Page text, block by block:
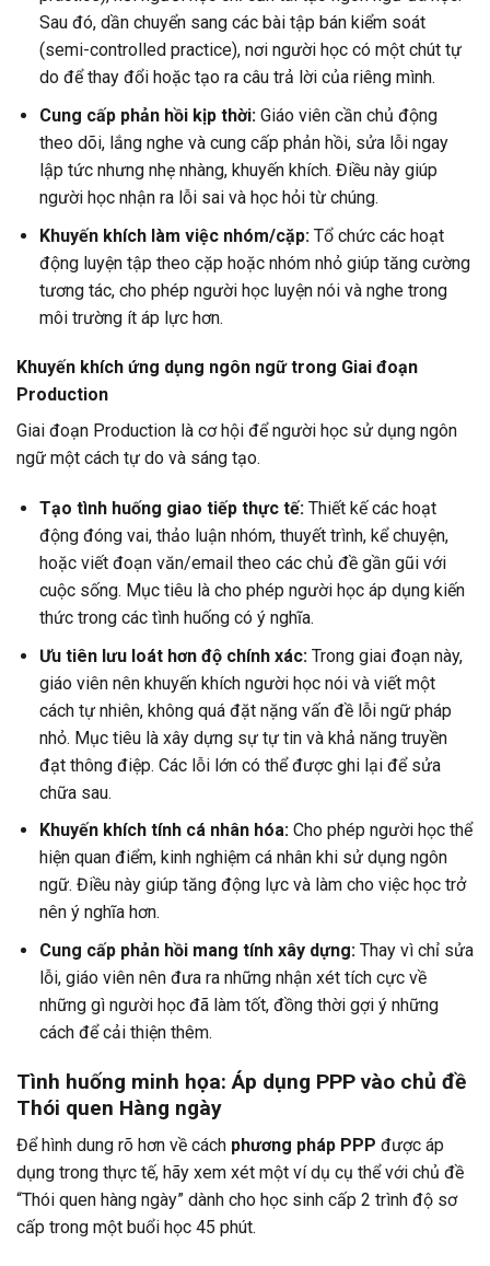
Sau đó, dần chuyển sang các bài tập bán kiểm soát
(semi-controlled practice), nơi người học có một chút tự
do để thay đổi hoặc tạo ra câu trả lời của riêng mình.
Cung cấp phản hồi kịp thời:Giáo viên cần chủ động
theo dõi, lắng nghe và cung cấp phản hồi, sửa lỗi ngay
lập tức nhưng nhẹ nhàng, khuyến khích. Điều này giúp
người học nhận ra lỗi sai và học hỏi từ chúng.
Khuyến khích làm việc nhóm/cặp:Tổ chức các hoạt
động luyện tập theo cặp hoặc nhóm nhỏ giúp tăng cường
tương tác, cho phép người học luyện nói và nghe trong
môi trường ít áp lực hơn.
Khuyến khích ứng dụng ngôn ngữ trong Giai đoạn
Production
Giai đoạn Production là cơ hội để người học sử dụng ngôn
ngữ một cách tự do và sáng tạo.
Tạo tình huống giao tiếp thực tế:Thiết kế các hoạt
động đóng vai, thảo luận nhóm, thuyết trình, kể chuyện,
hoặc viết đoạn văn/email theo các chủ đề gần gũi với
cuộc sống. Mục tiêu là cho phép người học áp dụng kiến
thức trong các tình huống có ý nghĩa.
Ưu tiên lưu loát hơn độ chính xác:Trong giai đoạn này,
giáo viên nên khuyến khích người học nói và viết một
cách tự nhiên, không quá đặt nặng vấn đề lỗi ngữ pháp
nhỏ. Mục tiêu là xây dựng sự tự tin và khả năng truyền
đạt thông điệp. Các lỗi lớn có thể được ghi lại để sửa
chữa sau.
Khuyến khích tính cá nhân hóa:Cho phép người học thể
hiện quan điểm, kinh nghiệm cá nhân khi sử dụng ngôn
ngữ. Điều này giúp tăng động lực và làm cho việc học trở
nên ý nghĩa hơn.
Cung cấp phản hồi mang tính xây dựng:Thay vì chỉ sửa
lỗi, giáo viên nên đưa ra những nhận xét tích cực về
những gì người học đã làm tốt, đồng thời gợi ý những
cách để cải thiện thêm.
Tình huống minh họa: Áp dụng PPP vào chủ đề
Thói quen Hàng ngày
Để hình dung rõ hơn về cách phương pháp PPP được áp
dụng trong thực tế, hãy xem xét một ví dụ cụ thể với chủ đề
“Thói quen hàng ngày” dành cho học sinh cấp 2 trình độ sơ
cấp trong một buổi học 45 phút.